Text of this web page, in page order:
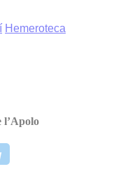
Hemeroteca
l’Apolo